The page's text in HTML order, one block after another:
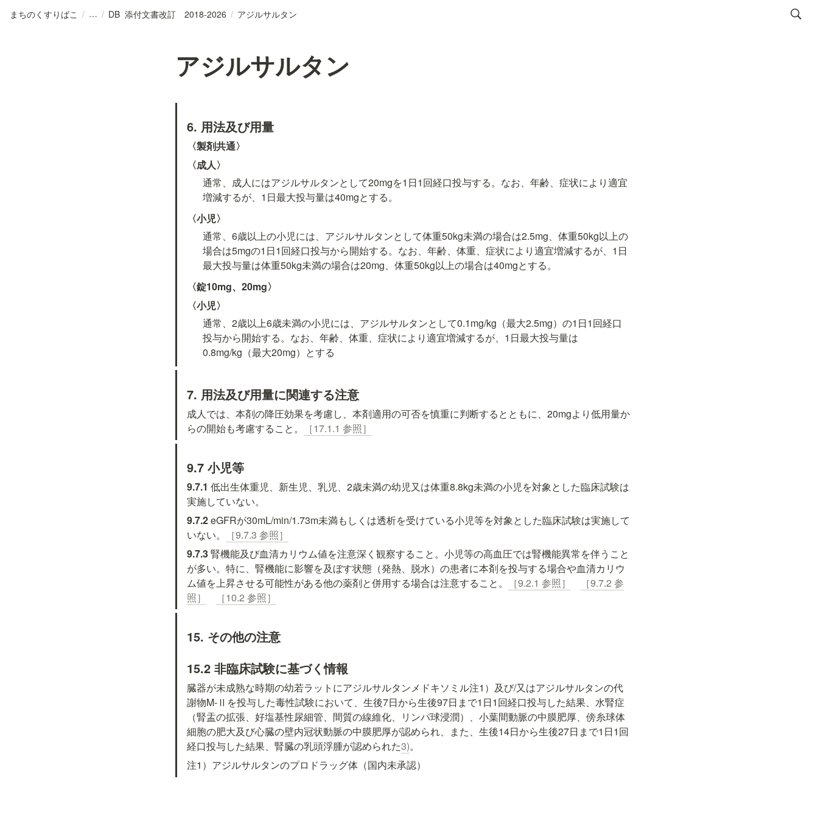
まちのくすりばこ / / DB_添付文書改訂 2018-2026 / アジルサルタン
アジルサルタン
6. 用法及び用量
〈製剤共通〉
〈成人〉
通常、成人にはアジルサルタンとして20mgを1日1回経口投与する。なお、年齢、症状により適宜
増減するが、1日最大投与量は40mgとする。
〈小児〉
通常、6歳以上の小児には、アジルサルタンとして体重50kg未満の場合は2.5mg、体重50kg以上の
場合は5mgの1日1回経口投与から開始する。なお、年齢、体重、症状により適宜増減するが、1日
最大投与量は体重50kg未満の場合は20mg、体重50kg以上の場合は40mgとする。
〈錠10mg、20mg〉
〈小児〉
通常、2歳以上6歳未満の小児には、アジルサルタンとして0.1mg/kg（最大2.5mg）の1日1回経口
投与から開始する。なお、年齢、体重、症状により適宜増減するが、1日最大投与量は
0.8mg/kg（最大20mg）とする
7. 用法及び用量に関連する注意
成人では、本剤の降圧効果を考慮し、本剤適用の可否を慎重に判断するとともに、20mgより低用量か
らの開始も考慮すること。
［17.1.1 参照］
9.7 小児等
9.7.1 低出生体重児、新生児、乳児、2歳未満の幼児又は体重8.8kg未満の小児を対象とした臨床試験は
実施していない。
9.7.2 eGFRが30mL/min/1.73m未満もしくは透析を受けている小児等を対象とした臨床試験は実施して
いない。
［9.7.3 参照］
9.7.3 腎機能及び血清カリウム値を注意深く観察すること。小児等の高血圧では腎機能異常を伴うこと
が多い。特に、腎機能に影響を及ぼす状態（発熱、脱水）の患者に本剤を投与する場合や血清カリウ
ム値を上昇させる可能性がある他の薬剤と併用する場合は注意すること。
［9.2.1 参照］
［9.7.2 参
照］
［10.2 参照］
15. その他の注意
15.2 非臨床試験に基づく情報
臓器が未成熟な時期の幼若ラットにアジルサルタンメドキソミル注1）及び/又はアジルサルタンの代
謝物M-Ⅱを投与した毒性試験において、生後7日から生後97日まで1日1回経口投与した結果、水腎症
（腎盂の拡張、好塩基性尿細管、間質の線維化、リンパ球浸潤）、小葉間動脈の中膜肥厚、傍糸球体
細胞の肥大及び心臓の壁内冠状動脈の中膜肥厚が認められ、また、生後14日から生後27日まで1日1回
経口投与した結果、腎臓の乳頭浮腫が認められた3)。
注1）アジルサルタンのプロドラッグ体（国内未承認）